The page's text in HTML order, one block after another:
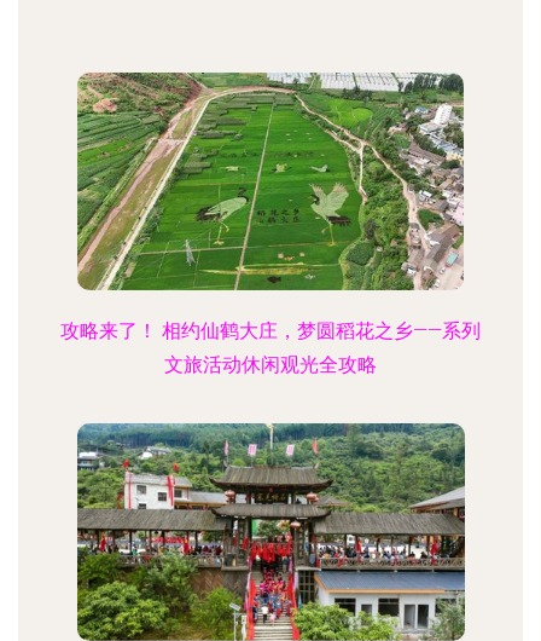
攻略来了！ 相约仙鹤大庄，梦圆稻花之乡——系列
文旅活动休闲观光全攻略